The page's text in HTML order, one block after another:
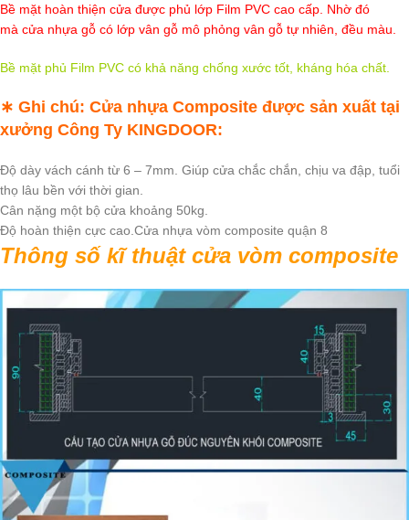
Bề mặt hoàn thiện cửa được phủ lớp Film PVC cao cấp. Nhờ đó
mà cửa nhựa gỗ có lớp vân gỗ mô phỏng vân gỗ tự nhiên, đều màu.
Bề mặt phủ Film PVC có khả năng chống xước tốt, kháng hóa chất.
∗ Ghi chú: Cửa nhựa Composite được sản xuất tại
xưởng Công Ty KINGDOOR:
Độ dày vách cánh từ 6 – 7mm. Giúp cửa chắc chắn, chịu va đập, tuổi
thọ lâu bền với thời gian.
Cân nặng một bộ cửa khoảng 50kg.
Độ hoàn thiện cực cao.Cửa nhựa vòm composite quận 8
Thông số kĩ thuậtcửa vòm composite